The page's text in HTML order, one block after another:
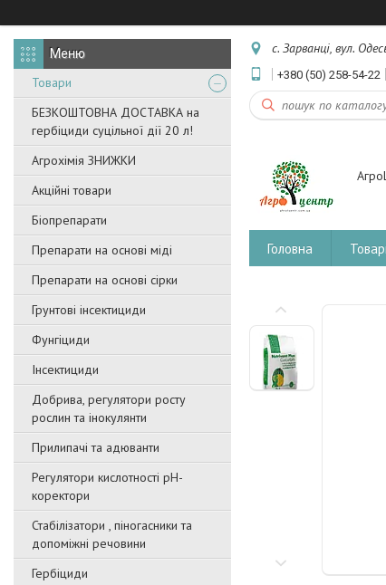
Товари
БЕЗКОШТОВНА ДОСТАВКА на
гербіциди суцільної дії 20 л!
Агрохімія ЗНИЖКИ
Акційні товари
Біопрепарати
Препарати на основі міді
Препарати на основі сірки
Грунтові інсектициди
Фунгіциди
Інсектициди
Добрива, регулятори росту
рослин та інокулянти
Прилипачі та адюванти
Регулятори кислотності pН-
коректори
Стабілізатори , піногасники та
допоміжні речовини
Гербіциди
с. Зарванці, вул.
+380 (50) 258-54-22
Головна